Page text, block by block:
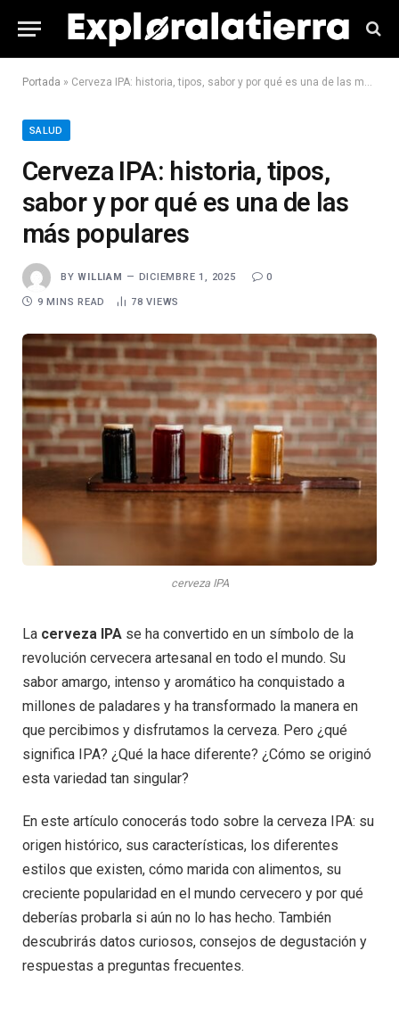
Portada » Cerveza IPA: historia, tipos, sabor y por qué es una de las más populares
SALUD
Cerveza IPA: historia, tipos,
sabor y por qué es una de las
más populares
BY WILLIAM DICIEMBRE 1, 2025 0
9 MINS READ 78VIEWS
cerveza IPA
La cerveza IPA se ha convertido en un símbolo de la
revolución cervecera artesanal en todo el mundo. Su
sabor amargo, intenso y aromático ha conquistado a
millones de paladares y ha transformado la manera en
que percibimos y disfrutamos la cerveza. Pero ¿qué
significa IPA? ¿Qué la hace diferente? ¿Cómo se originó
esta variedad tan singular?
En este artículo conocerás todo sobre la cerveza IPA: su
origen histórico, sus características, los diferentes
estilos que existen, cómo marida con alimentos, su
creciente popularidad en el mundo cervecero y por qué
deberías probarla si aún no lo has hecho. También
descubrirás datos curiosos, consejos de degustación y
respuestas a preguntas frecuentes.